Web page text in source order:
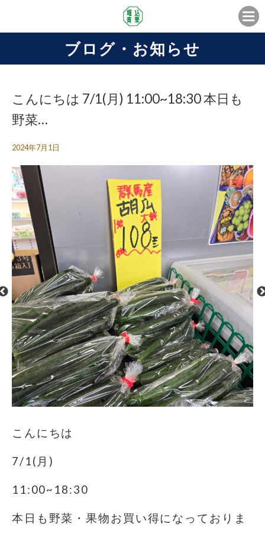
ブログ・お知らせ
こんにちは 7/1(月) 11:00~18:30 本日も
野菜…
2024年7月1日
こんにちは
7/1(月)
11:00~18:30
本日も野菜・果物お買い得になっておりま